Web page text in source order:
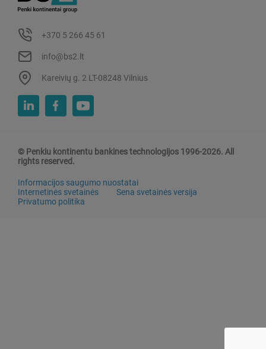
+370 5 266 45 61
info@bs2.lt
Kareivių g. 2 LT-08248 Vilnius
© Penkiu kontinentu bankines technologijos 1996-2026. All
rights reserved.
Informacijos saugumo nuostatai
Internetinės svetainės
Sena svetainės versija
Privatumo politika